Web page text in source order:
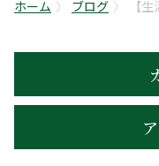
ホーム ブログ 【